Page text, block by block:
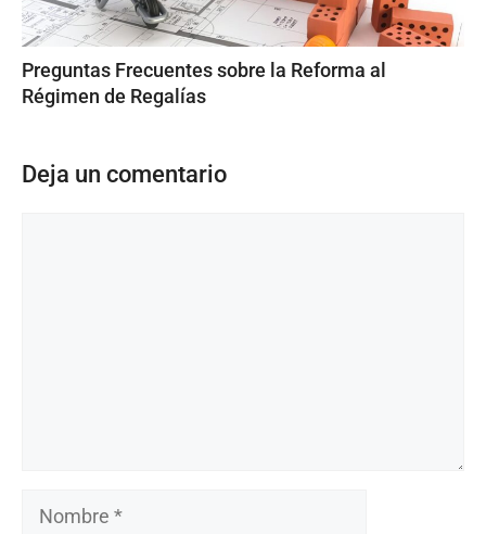
Preguntas Frecuentes sobre la Reforma al
Régimen de Regalías
Deja un comentario
Nombre